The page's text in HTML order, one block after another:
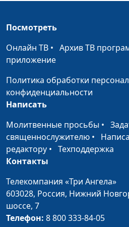
Встречусь ли я с
близким
человеком?
Кочкарев,
богословия
Как преодолеть
страх перед
будущим?
Анвар
Кочкарев,
богословия
Нужно ли
жениться в
трудные
времена?
Кочкарев,
богословия
Посмотреть
Онлайн ТВ • Архив ТВ
приложение
Политика обработки
конфиденциальности
Написать
Молитвенные просьбы •
священнослужителю •
редактору • Техподдержка
Контакты
Телекомпания «Три Ангела»
603028, Россия, Нижний
шоссе, 7
Телефон: 8 800 333-84-05